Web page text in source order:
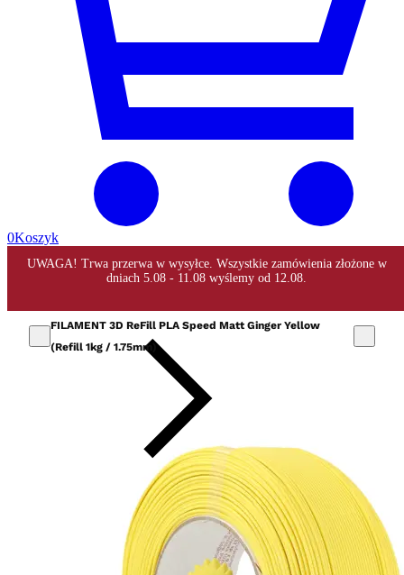
0Koszyk
FILAMENT 3D ReFill PLA Speed Matt Ginger Yellow
(Refill 1kg / 1.75mm)